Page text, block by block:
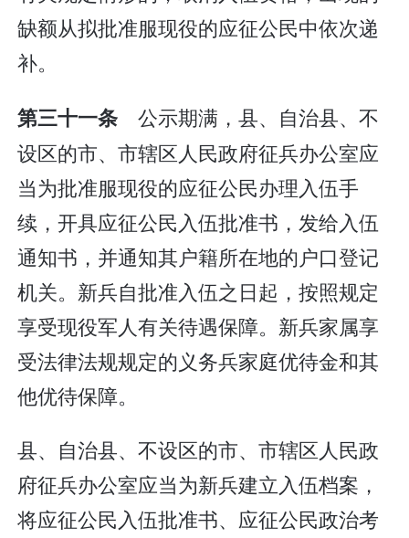
缺额从拟批准服现役的应征公民中依次递
补。
第三十一条 公示期满，县、自治县、不
设区的市、市辖区人民政府征兵办公室应
当为批准服现役的应征公民办理入伍手
续，开具应征公民入伍批准书，发给入伍
通知书，并通知其户籍所在地的户口登记
机关。新兵自批准入伍之日起，按照规定
享受现役军人有关待遇保障。新兵家属享
受法律法规规定的义务兵家庭优待金和其
他优待保障。
县、自治县、不设区的市、市辖区人民政
府征兵办公室应当为新兵建立入伍档案，
将应征公民入伍批准书、应征公民政治考